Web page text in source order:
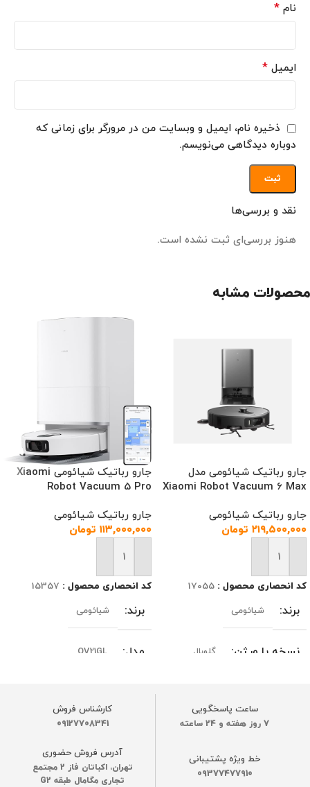
نقد و بررسی‌ها
هنوز بررسی‌ای ثبت نشده است.
نام *
ایمیل *
ذخیره نام، ایمیل و وبسایت من در مرورگر برای زمانی که
دوباره دیدگاهی می‌نویسم.
محصولات مشابه
جارو رباتیک شیائومی مدل
Xiaomi Robot Vacuum 6 Max
جارو رباتیک شیائومی
۲۱۹,۵۰۰,۰۰۰ تومان
افزودن به سبد خرید
کد انحصاری محصول : 17055
برند شیائومی
نسخه یا ورژن گلوبال
قدرت مکش موتور
جارو رباتیک شیائومی Xiaomi
Robot Vacuum 5 Pro
جارو رباتیک شیائومی
۱۱۳,۰۰۰,۰۰۰ تومان
افزودن به سبد خرید
کد انحصاری محصول : 15357
برند شیائومی
مدل OV21GL
قدرت مکش موتور
ساعت پاسخگویی
7 روز هفته و 24 ساعته
کارشناس فروش
09127708341
خط ویژه پشتیبانی
09377477910
آدرس فروش حضوری
تهران، اکباتان فاز 2 مجتمع
تجاری مگامال طبقه G2